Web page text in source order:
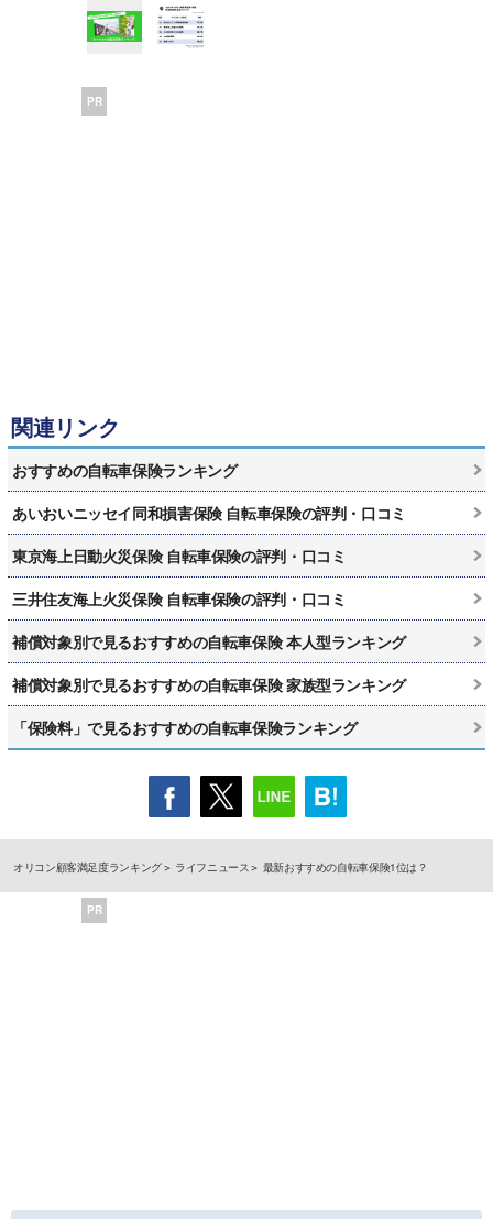
PR
関連リンク
おすすめの自転車保険ランキング
あいおいニッセイ同和損害保険 自転車保険の評判・口コミ
東京海上日動火災保険 自転車保険の評判・口コミ
三井住友海上火災保険 自転車保険の評判・口コミ
補償対象別で見るおすすめの自転車保険 本人型ランキング
補償対象別で見るおすすめの自転車保険 家族型ランキング
「保険料」で見るおすすめの自転車保険ランキング
オリコン顧客満足度ランキング ライフニュース 最新おすすめの自転車保険1位は？
PR